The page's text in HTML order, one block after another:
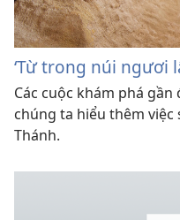
‘Từ trong núi ngươi
Các cuộc khám phá
chúng ta hiểu thêm
Thánh.